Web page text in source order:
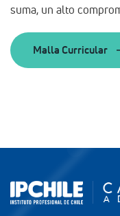
suma, un alto
Malla Curricular